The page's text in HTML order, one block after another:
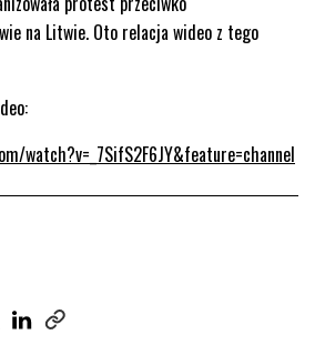
na Litwie. Oto relacja wideo z tego
watch?v=_7SifS2F6JY&feature=channel
artykuł na Facebook. Strona otwiera się
Udostępnij artykuł na Twitter. Strona otwiera
Udostępnij artykuł na Linkedin. Strona